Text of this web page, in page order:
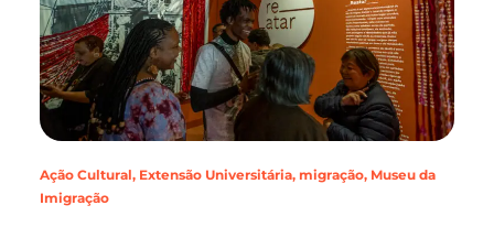
Ação Cultural, Extensão Universitária,migração, Museu da
Imigração